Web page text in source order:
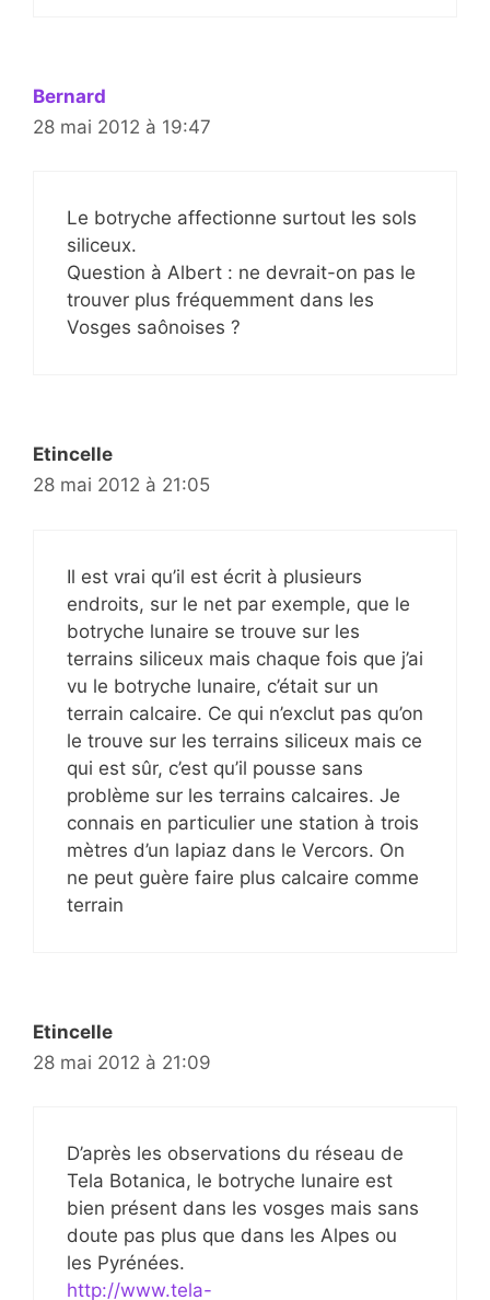
Bernard
28 mai 2012 à 19:47
Le botryche affectionne surtout les sols
siliceux.
Question à Albert : ne devrait-on pas le
trouver plus fréquemment dans les
Vosges saônoises ?
Etincelle
28 mai 2012 à 21:05
Il est vrai qu’il est écrit à plusieurs
endroits, sur le net par exemple, que le
botryche lunaire se trouve sur les
terrains siliceux mais chaque fois que j’ai
vu le botryche lunaire, c’était sur un
terrain calcaire. Ce qui n’exclut pas qu’on
le trouve sur les terrains siliceux mais ce
qui est sûr, c’est qu’il pousse sans
problème sur les terrains calcaires. Je
connais en particulier une station à trois
mètres d’un lapiaz dans le Vercors. On
ne peut guère faire plus calcaire comme
terrain
Etincelle
28 mai 2012 à 21:09
D’après les observations du réseau de
Tela Botanica, le botryche lunaire est
bien présent dans les vosges mais sans
doute pas plus que dans les Alpes ou
les Pyrénées.
http://www.tela-